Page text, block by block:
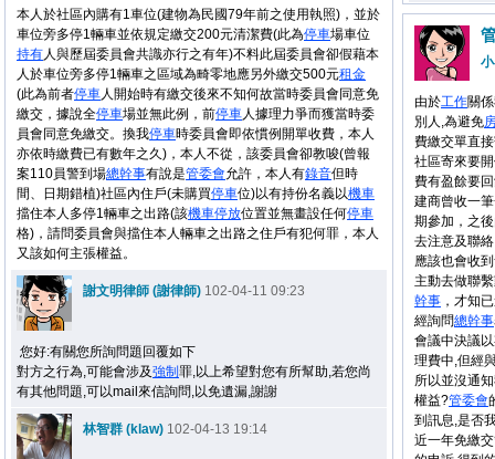
本人於社區內購有1車位(建物為民國79年前之使用執照)，並於
車位旁多停1輛車並依規定繳交200元清潔費(此為停車場車位
持有人與歷屆委員會共識亦行之有年)不料此屆委員會卻假藉本
人於車位旁多停1輛車之區域為畸零地應另外繳交500元租金
(此為前者停車人開始時有繳交後來不知何故當時委員會同意免
繳交，據說全停車場並無此例，前停車人據理力爭而獲當時委
員會同意免繳交。換我停車時委員會即依慣例開單收費，本人
亦依時繳費已有數年之久)，本人不從，該委員會卻教唆(曾報
案110員警到場總幹事有說是管委會允許，本人有錄音但時
間、日期錯植)社區內住戶(未購買停車位)以有持份名義以機車
擋住本人多停1輛車之出路(該機車停放位置並無畫設任何停車
格)，請問委員會與擋住本人輛車之出路之住戶有犯何罪，本人
又該如何主張權益。
謝文明律師 (謝律師) 102-04-11 09:23
您好:有關您所詢問題回覆如下
對方之行為,可能會涉及強制 罪,以上希望對您有所幫助,若您尚
有其他問題,可以mail來信詢問,以免遺漏,謝謝
林智群 (klaw) 102-04-13 19:14
由於工作關
別人,為避免
費繳交單直
社區寄來要
費有盈餘要
建商曾收一
期參加，之
去注意及聯
應該也會收
主動去做聯
幹事 ，才知
經詢問總幹事
會議中決議
理費中,但經
所以並沒通
權益?管委會
到訊息,是否
近一年免繳